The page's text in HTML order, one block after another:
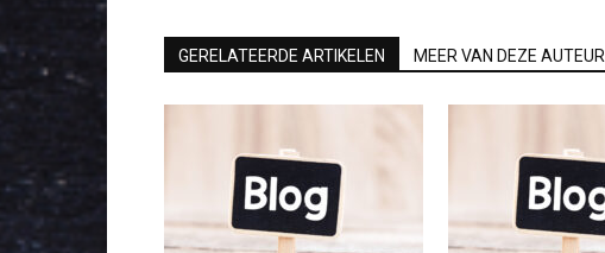
GERELATEERDE ARTIKELEN MEER VAN DEZE AUTEUR